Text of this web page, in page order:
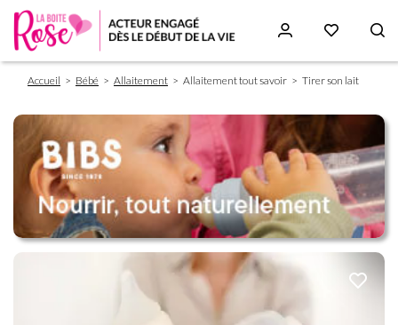
principal
Fil
d'Ariane
Accueil Bébé Allaitement Allaitement tout savoir Tirer son lait